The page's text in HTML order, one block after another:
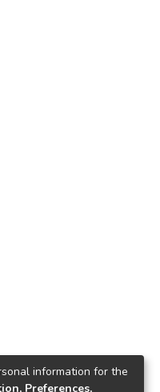
information for the
Preferences,